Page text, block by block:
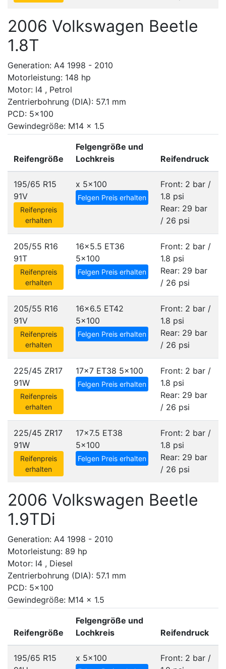
2006 Volkswagen Beetle
1.8T
Generation: A4 1998 - 2010
Motorleistung: 148 hp
Motor: I4 , Petrol
Zentrierbohrung (DIA): 57.1 mm
PCD: 5x100
Gewindegröße: M14 x 1.5
Reifengröße
Felgengröße und
Lochkreis
Reifendruck
195/65 R15
91V
Reifenpreis
erhalten
x 5x100
Felgen Preis erhalten
Front: 2 bar /
1.8 psi
Rear: 29 bar
/ 26 psi
205/55 R16
91T
Reifenpreis
erhalten
16x5.5 ET36
5x100
Felgen Preis erhalten
Front: 2 bar /
1.8 psi
Rear: 29 bar
/ 26 psi
205/55 R16
91V
Reifenpreis
erhalten
16x6.5 ET42
5x100
Felgen Preis erhalten
Front: 2 bar /
1.8 psi
Rear: 29 bar
/ 26 psi
225/45 ZR17
91W
Reifenpreis
erhalten
17x7 ET38 5x100
Felgen Preis erhalten
Front: 2 bar /
1.8 psi
Rear: 29 bar
/ 26 psi
225/45 ZR17
91W
Reifenpreis
erhalten
17x7.5 ET38
5x100
Felgen Preis erhalten
Front: 2 bar /
1.8 psi
Rear: 29 bar
/ 26 psi
2006 Volkswagen Beetle
1.9TDi
Generation: A4 1998 - 2010
Motorleistung: 89 hp
Motor: I4 , Diesel
Zentrierbohrung (DIA): 57.1 mm
PCD: 5x100
Gewindegröße: M14 x 1.5
Reifengröße
Felgengröße und
Lochkreis
Reifendruck
195/65 R15
x 5x100
Front: 2 bar /